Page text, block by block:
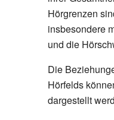
Hörgrenzen
insbesondere
und die
Die
Hörfelds
dargestellt